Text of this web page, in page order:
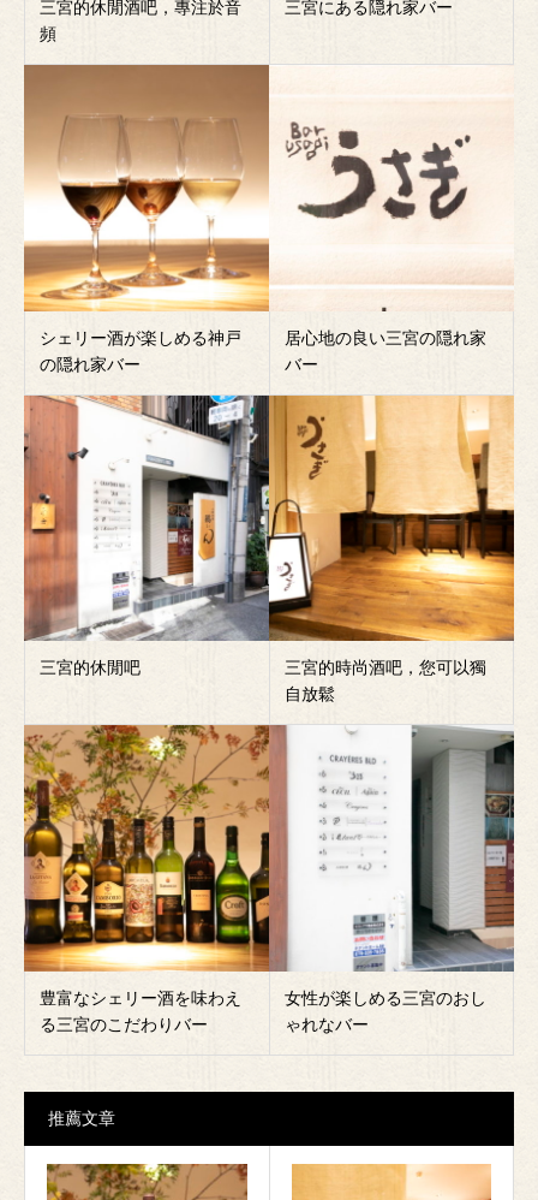
三宮的休閒酒吧，專注於音
頻
三宮にある隠れ家バー
シェリー酒が楽しめる神戸
の隠れ家バー
居心地の良い三宮の隠れ家
バー
三宮的休閒吧
三宮的時尚酒吧，您可以獨
自放鬆
豊富なシェリー酒を味わえ
る三宮のこだわりバー
女性が楽しめる三宮のおし
ゃれなバー
推薦文章